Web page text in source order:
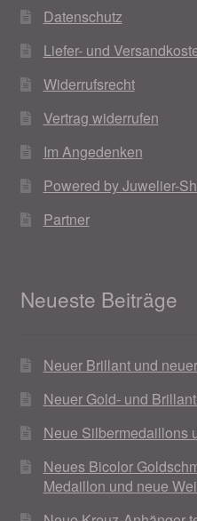
Weihnachtsangebote 2019
Weihnachtsangebote 2020
Weihnachtsangebote 2021
Woocommerce Predictive
Datenschutz
Liefer- und
Widerrufsrecht
Vertrag widerrufen
Im Angedenken
Powered by Juwelier-
Partner
Neueste Beiträge
Neuer Brillant und
Neuer Gold- und
Neue Silbermedaillons
Neues Bicolor
Medaillon und neue